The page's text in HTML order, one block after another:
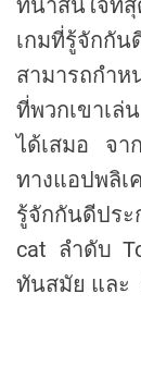
เกมที่รู้จักกั
สามารถกำห
ที่พวกเขาเล่
ได้เสมอ จา
ทางแอปพลิ
รู้จักกันดีประ
cat ลำดับ
ทันสมัย และ